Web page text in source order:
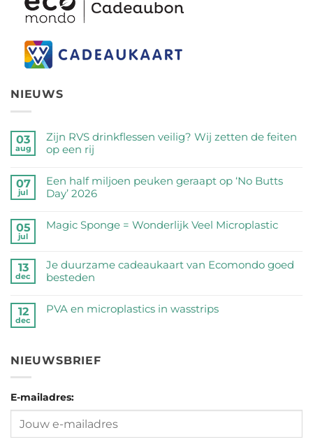
NIEUWS
03
aug
Zijn RVS drinkflessen veilig? Wij zetten de feiten
op een rij
reacties
op
Zijn
drinkflessen
zetten
de
op
een
07
jul
Een half miljoen peuken geraapt op ‘No Butts
Day’ 2026
reacties
half
miljoen
peuken
op
2026
05
jul
Magic Sponge = Wonderlijk Veel Microplastic
op
Magic
=
Wonderlijk
13
dec
Je duurzame cadeaukaart van Ecomondo goed
besteden
reacties
cadeaukaart
van
goed
besteden
12
dec
PVA en microplastics in wasstrips
PVA
in
wasstrips
NIEUWSBRIEF
E-mailadres: